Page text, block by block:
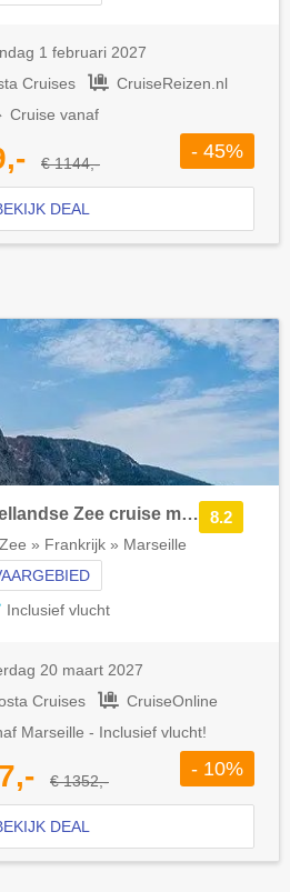
1 februari 2027
Cruises
CruiseReizen.nl
Cruise vanaf
€ 1144,-
- 45%
DEAL
8.2
8 daagse West-Middellandse Zee cruise met de Costa Pacifica
» Frankrijk » Marseille
Inclusief vlucht
20 maart 2027
Cruises
CruiseOnline
Marseille - Inclusief vlucht!
€ 1352,-
- 10%
DEAL